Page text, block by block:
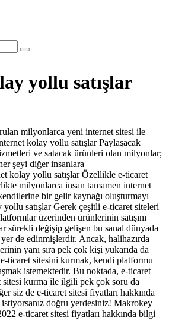
yollu satışlar
milyonlarca yeni internet sitesi ile
kolay yollu satışlar Paylaşacak
ve satacak ürünleri olan milyonlar;
şeyi diğer insanlara
kolay yollu satışlar Özellikle e-ticaret
milyonlarca insan tamamen internet
bir gelir kaynağı oluşturmayı
yollu satışlar Gerek çeşitli e-ticaret siteleri
üzerinden ürünlerinin satışını
sürekli değişip gelişen bu sanal dünyada
de edinmişlerdir. Ancak, halihazırda
yanı sıra pek çok kişi yukarıda da
ticaret sitesini kurmak, kendi platformu
istemektedir. Bu noktada, e-ticaret
sitesi kurma ile ilgili pek çok soru da
siz de e-ticaret sitesi fiyatları hakkında
doğru yerdesiniz! Makrokey
e-ticaret sitesi fiyatları hakkında bilgi